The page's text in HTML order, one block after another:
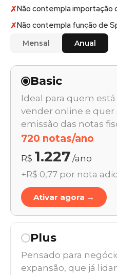
✗Não contempla importação
✗Não contempla função de
Mensal Anual
Basic
Ideal para quem
vender online e quer
emissão das notas
720 notas/ano
R$ 1.227 /ano
+R$ 0,77 por nota
Ativar agora →
Plus
Pensado para
expansão, que já